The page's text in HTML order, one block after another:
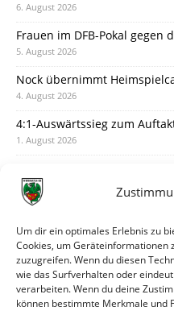
Um dir ein optimales Erlebnis zu
Cookies, um Geräteinformationen
zuzugreifen. Wenn du diesen
wie das Surfverhalten oder
verarbeiten. Wenn du deine
können bestimmte Merkmale und
6. August 2026
Frauen im DFB-Pokal gegen
5. August 2026
Nock übernimmt
4. August 2026
4:1-Auswärtssieg zum
1. August 2026
31. Juli 2026
30. Juli 2026
Deine Spielminute: 89+1
28. Juli 2026
Neuer Rückensponsor